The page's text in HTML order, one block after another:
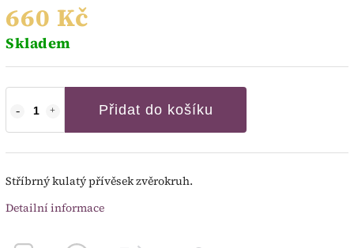
660 Kč
Skladem
Přidat do košíku
Stříbrný kulatý přívěsek zvěrokruh.
Detailní informace